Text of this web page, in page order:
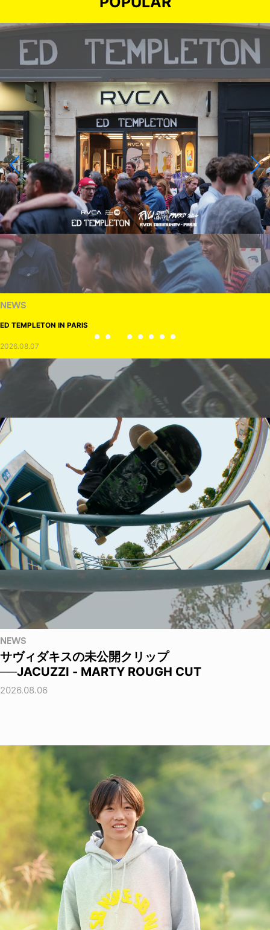
NEWS
ED TEMPLETON IN PARIS
2026.08.07
NEWS
サヴィダキスの未公開クリップ
──JACUZZI - MARTY ROUGH CUT
2026.08.06